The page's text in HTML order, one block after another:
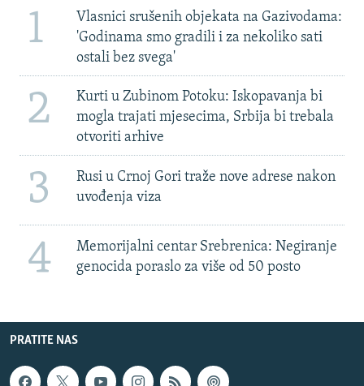
1
Vlasnici srušenih objekata na Gazivodama:
'Godinama smo gradili i za nekoliko sati
ostali bez svega'
2
Kurti u Zubinom Potoku: Iskopavanja bi
mogla trajati mjesecima, Srbija bi trebala
otvoriti arhive
3
Rusi u Crnoj Gori traže nove adrese nakon
uvođenja viza
4
Memorijalni centar Srebrenica: Negiranje
genocida poraslo za više od 50 posto
PRATITE NAS